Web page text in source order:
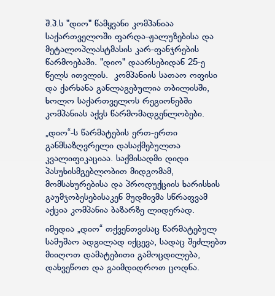
შ.პ.ს "დიო" წამყვანი კომპანიაა
საქართველოში ფარდა-ჟალუზებისა და
მეტალოპლასტმასის კარ-ფანჯრების
წარმოებაში. "დიო" დაარსებიდან 25-ე
წელს ითვლის. კომპანიის სათაო ოფისი
და ქარხანა განლაგებულია თბილისში,
ხოლო საქართველოს რეგიონებში
კომპანიას აქვს წარმომადგენლობები.
„დიო“-ს წარმატების ერთ-ერთი
განმსაზღვრელი დასაქმებულთა
კვალიფიკაციაა. საქმისადმი დიდი
პასუხისმგებლობით მიდგომამ,
მომსახურებისა და პროდუქციის ხარისხის
გაუმჯობესებისაკენ მუდმივმა სწრაფვამ
აქცია კომპანია ბაზარზე ლიდერად.
იმედია „დიო“ თქვენთვისაც წარმატებულ
სამუშაო ადგილად იქცევა, სადაც შეძლებთ
მიიღოთ დამატებითი გამოცდილება,
დახვეწოთ და გაიმდიდროთ ცოდნა.